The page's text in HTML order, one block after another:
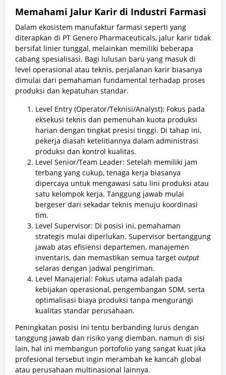
Memahami Jalur Karir di Industri Farmasi
Dalam ekosistem manufaktur farmasi seperti yang
diterapkan di PT Genero Pharmaceuticals, jalur karir tidak
bersifat linier tunggal, melainkan memiliki beberapa
cabang spesialisasi. Bagi lulusan baru yang masuk di
level operasional atau teknis, perjalanan karir biasanya
dimulai dari pemahaman fundamental terhadap proses
produksi dan kepatuhan standar.
Level Entry (Operator/Teknisi/Analyst): Fokus pada
eksekusi teknis dan pemenuhan kuota produksi
harian dengan tingkat presisi tinggi. Di tahap ini,
pekerja diasah ketelitiannya dalam administrasi
produksi dan kontrol kualitas.
Level Senior/Team Leader: Setelah memiliki jam
terbang yang cukup, tenaga kerja biasanya
dipercaya untuk mengawasi satu lini produksi atau
satu kelompok kerja. Tanggung jawab mulai
bergeser dari sekadar teknis menuju koordinasi
tim.
Level Supervisor: Di posisi ini, pemahaman
strategis mulai diperlukan. Supervisor bertanggung
jawab atas efisiensi departemen, manajemen
inventaris, dan memastikan semua target output
selaras dengan jadwal pengiriman.
Level Manajerial: Fokus utama adalah pada
kebijakan operasional, pengembangan SDM, serta
optimalisasi biaya produksi tanpa mengurangi
kualitas standar perusahaan.
Peningkatan posisi ini tentu berbanding lurus dengan
tanggung jawab dan risiko yang diemban, namun di sisi
lain, hal ini membangun portofolio yang sangat kuat jika
profesional tersebut ingin merambah ke kancah global
atau perusahaan multinasional lainnya.